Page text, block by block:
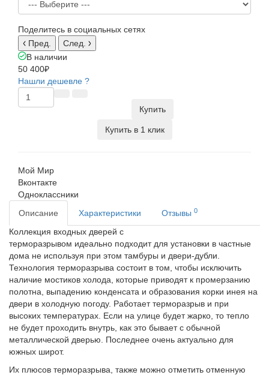
Поделитесь в социальных сетях
Пред.
След.
В наличии
50 400₽
Нашли дешевле ?
Купить
Купить в 1 клик
Мой Мир
Вконтакте
Одноклассники
Описание
Характеристики Отзывы 0
Коллекция входных дверей с
терморазрывом идеально подходит для установки в частные
дома не используя при этом тамбуры и двери-дубли.
Технология терморазрыва состоит в том, чтобы исключить
наличие мостиков холода, которые приводят к промерзанию
полотна, выпадению конденсата и образования корки инея на
двери в холодную погоду. Работает терморазрыв и при
высоких температурах. Если на улице будет жарко, то тепло
не будет проходить внутрь, как это бывает с обычной
металлической дверью. Последнее очень актуально для
южных широт.
Их плюсов терморазрыва, также можно отметить отменную